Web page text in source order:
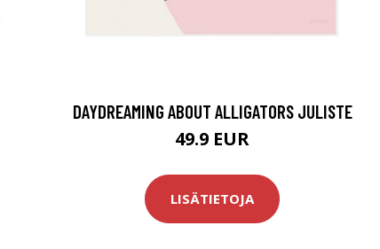
DAYDREAMING ABOUT ALLIGATORS JULISTE
49.9 EUR
LISÄTIETOJA